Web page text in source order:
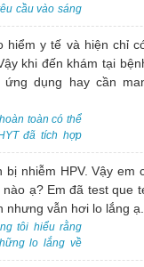
cầu vào sáng
có nhu cầu, vui
để được sắp
hợp.
hiểm y tế và hiện chỉ
khi đến khám tại
dụng hay cần
toàn có thể
đã tích hợp
VssID khi đến
mang theo
bị nhiễm HPV. Vậy em
ạ? Em đã test que
nhưng vẫn hơi lo lắng ạ.
tôi hiểu rằng
lo lắng về
Tại Bệnh